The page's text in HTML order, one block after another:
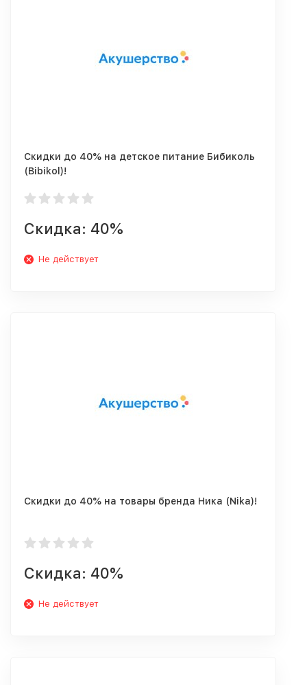
Скидки до 40% на детское питание Бибиколь
(Bibikol)!
Скидка: 40%
Не действует
Скидки до 40% на товары бренда Ника (Nika)!
Скидка: 40%
Не действует